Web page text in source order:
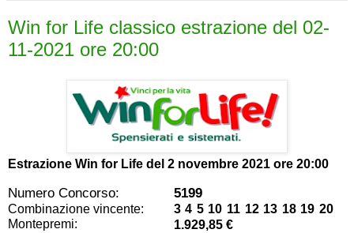
Win for Life classico estrazione del 02-
11-2021 ore 20:00
Estrazione Win for Life del 2 novembre 2021 ore 20:00
Numero Concorso: 5199
Combinazione vincente:
3 4 5 10 11 12 13 18 19 20
Montepremi:
1.929,85 €